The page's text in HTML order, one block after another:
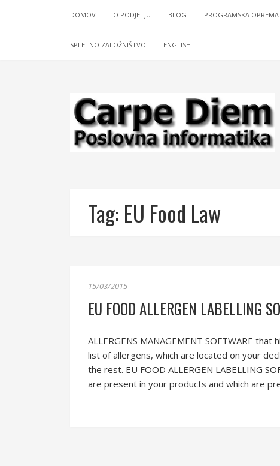
DOMOV O PODJETJU BLOG PROGRAMSKA OPREMA
SPLETNO ZALOŽNIŠTVO ENGLISH
Tag: EU Food Law
15/03/2015
EU FOOD ALLERGEN LABELLING
ALLERGENS MANAGEMENT SOFTWARE
list of allergens, which are located on your
the rest. EU FOOD ALLERGEN LABELLING
are present in your products and which are